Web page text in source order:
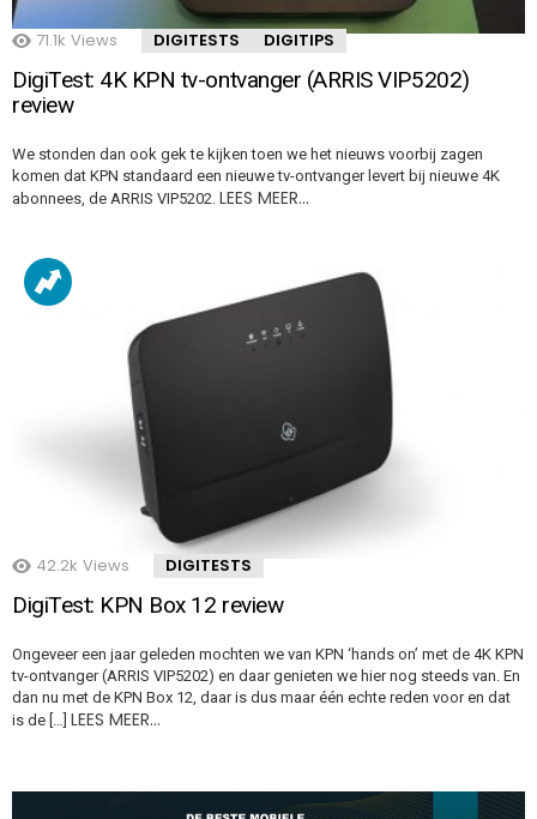
71.1k Views DIGITESTS DIGITIPS
DigiTest: 4K KPN tv-ontvanger (ARRIS VIP5202)
review
We stonden dan ook gek te kijken toen we het nieuws voorbij zagen
komen dat KPN standaard een nieuwe tv-ontvanger levert bij nieuwe 4K
abonnees, de ARRIS VIP5202. LEES MEER…
42.2k Views DIGITESTS
DigiTest: KPN Box 12 review
Ongeveer een jaar geleden mochten we van KPN ‘hands on’ met de 4K KPN
tv-ontvanger (ARRIS VIP5202) en daar genieten we hier nog steeds van. En
dan nu met de KPN Box 12, daar is dus maar één echte reden voor en dat
is de […] LEES MEER…